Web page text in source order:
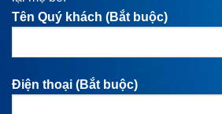
Tên Quý khách (Bắt buộc)
Điện thoại (Bắt buộc)